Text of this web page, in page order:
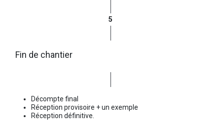
5
Fin de chantier
Décompte final
Réception provisoire + un exemple
Réception définitive.